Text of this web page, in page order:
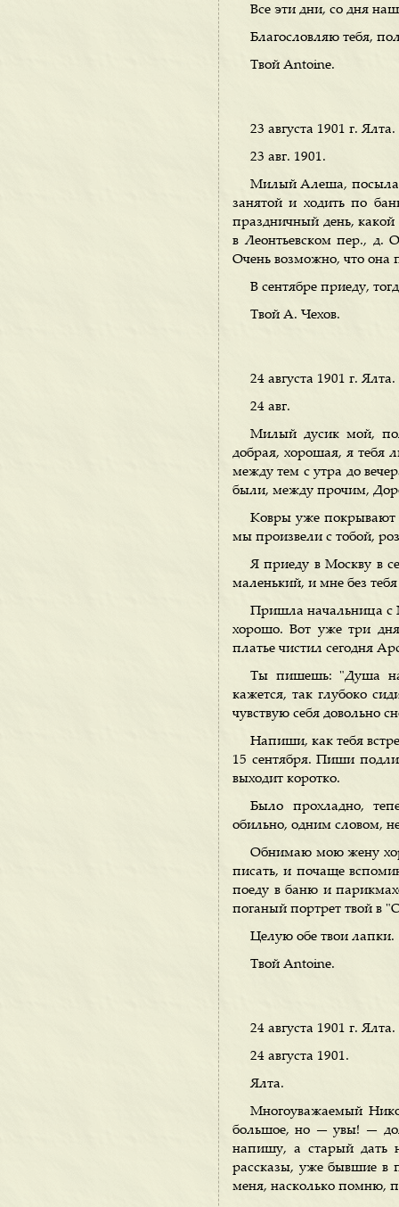
Все эти дни, со дня
Благословляю тебя,
Твой Antoine.
23 августа 1901 г. Ялта.
23 авг. 1901.
Милый Алеша, посылаю
занятой и ходить по
праздничный день,
в Леонтьевском пер., д.
Очень возможно, что она
В сентябре приеду,
Твой А. Чехов.
24 августа 1901 г. Ялта.
24 авг.
Милый дусик мой,
добрая, хорошая, я тебя
между тем с утра до
были, между прочим,
Ковры уже покрывают
мы произвели с тобой,
Я приеду в Москву в
маленький, и мне без
Пришла начальница с
хорошо. Вот уже три
платье чистил сегодня
Ты пишешь: "Душа
кажется, так глубоко
чувствую себя довольно
Напиши, как тебя
15 сентября. Пиши
выходит коротко.
Было прохладно,
обильно, одним словом,
Обнимаю мою жену
писать, и почаще
поеду в баню и
поганый портрет твой в
Целую обе твои лапки.
Твой Antoine.
24 августа 1901 г. Ялта.
24 августа 1901.
Ялта.
Многоуважаемый
большое, но — увы! —
напишу, а старый дать
рассказы, уже бывшие в
меня, насколько помню,